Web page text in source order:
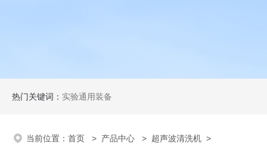
热门关键词： 实验通用装备
当前位置： 首页 > 产品中心 > 超声波清洗机 >